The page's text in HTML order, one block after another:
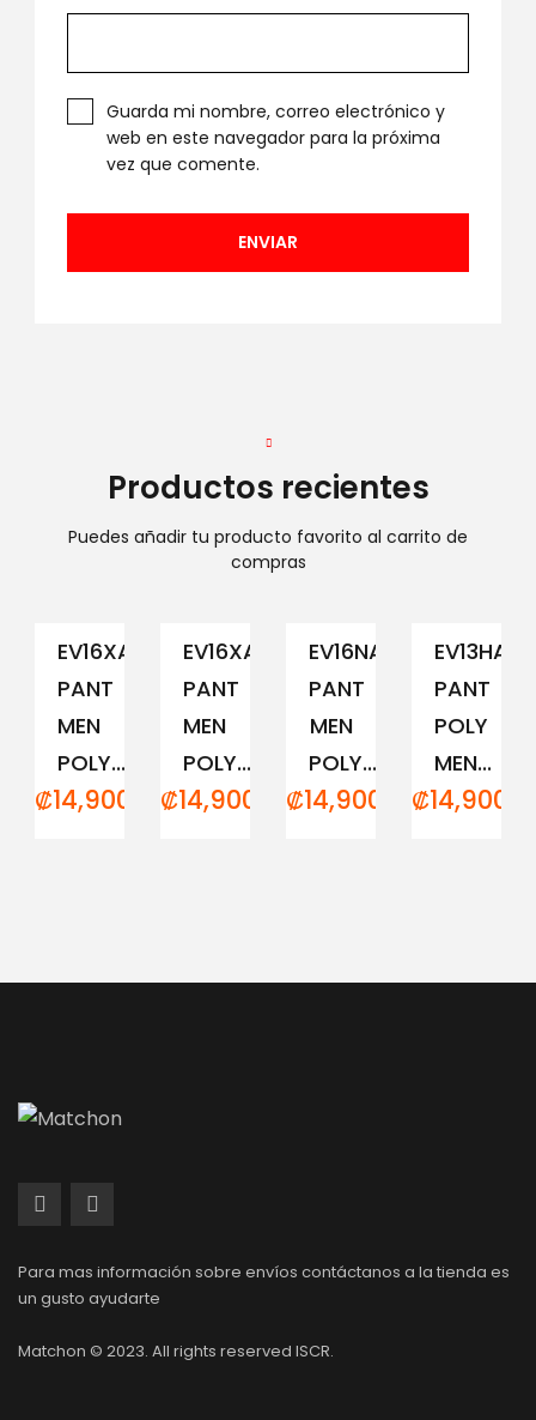
Guarda mi nombre, correo electrónico y
web en este navegador para la próxima
vez que comente.
Productos recientes
Puedes añadir tu producto favorito al carrito de
compras
EV16XAM194
PANT
MEN
POLY...
₡14,900.00
EV16XAM191
PANT
MEN
POLY...
₡14,900.00
EV16NAM152
PANT
MEN
POLY...
₡14,900.00
PANT
POLY
MEN...
₡
Para mas información sobre envíos contáctanos a la tienda es
un gusto ayudarte
Matchon © 2023. All rights reserved ISCR.